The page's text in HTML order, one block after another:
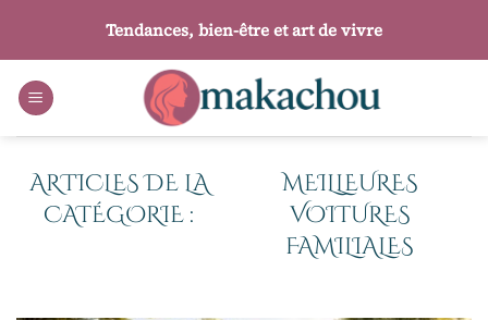
contenu
Tendances, bien-être et art de vivre
MEILLEURES
VOITURES
FAMILIALES